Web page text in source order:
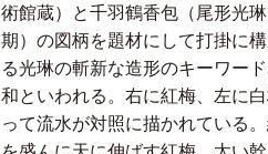
術館蔵）と千羽鶴香包（尾形
期）の図柄を題材にして打掛に
る光琳の斬新な造形のキーワー
和といわれる。右に紅梅、左に
って流水が対照に描かれている